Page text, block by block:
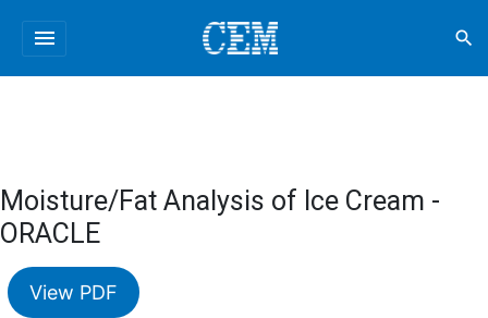
menu search
Moisture/Fat Analysis of Ice Cream -
ORACLE
View PDF